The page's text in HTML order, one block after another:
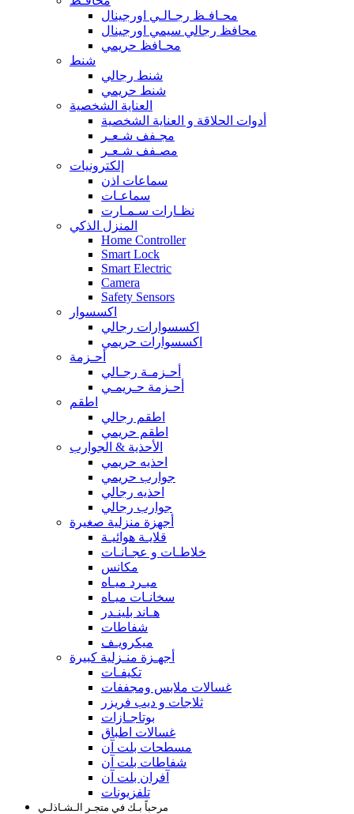
محـافـظ رجـالـي اورجينال
محافظ رجالي سيمي اورجينال
محـافظ حريمي
شنط
شنط رجالي
شنط حريمي
العناية الشخصية
أدوات الحلاقة و العناية الشخصية
مجـفف شـعـر
مصـفف شـعـر
إلكترونيات
سماعات اذن
سماعـات
نظـارات سـمـارت
المنزل الذكي
Home Controller
Smart Lock
Smart Electric
Camera
Safety Sensors
اكسسوار
اكسسوارات رجالي
اكسسوارات حريمي
أحـزمة
أحـزمـة رجـالي
أحـزمة حـريمـي
اطقم
اطقم رجالي
اطقم حريمي
الأحذية & الجوارب
احذيه حريمي
جوارب حريمي
احذيه رجالي
جوارب رجالي
أجهزة منزلية صغيرة
قلايـة هوائيـة
خلاطـات و عجـانـات
مكانس
مبـرد ميـاه
سخانـات ميـاه
هـاند بلينـدر
شفاطات
ميكرويـف
أجهـزة منـزلية كبيرة
تكيفـات
غسالات ملابس ومجففات
ثلاجات و ديب فريزر
بوتاجـازات
غسالات اطباق
مسطحات بلت آن
شفاطات بلت آن
آفران بلت آن
تلفزيونات
مرحباً بـك في متجـر الـشـاذلـي